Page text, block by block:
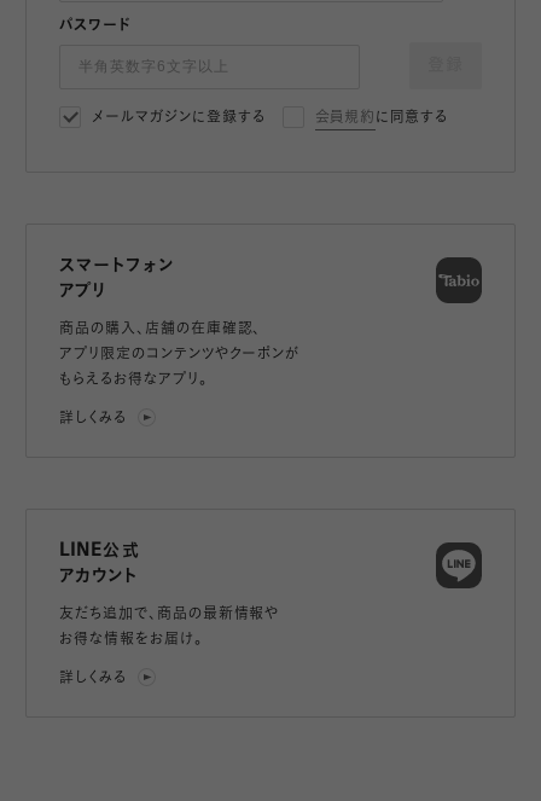
パスワード
メールマガジンに登録する 会員規約 に同意する
スマートフォン
アプリ
商品の購入、店舗の在庫確認、
アプリ限定のコンテンツやクーポンが
もらえるお得なアプリ。
詳しくみる
LINE公式
アカウント
友だち追加で、 商品の最新情報や
お得な情報をお届け。
詳しくみる